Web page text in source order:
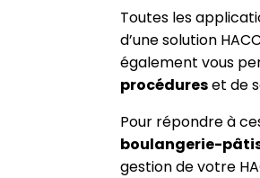
Toutes les
d’une solution
également vous
procédureset de
Pour répondre à
boulangerie-
gestion de votre